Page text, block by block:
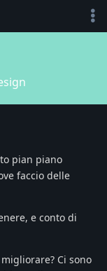
pian piano
faccio delle
e conto di
Ci sono